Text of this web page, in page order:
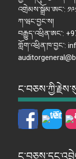
འགྲེམས་སྒྲོམ་ཨང་:
ཀ་ཝང་བྱང་ས།
བརྒྱུད་འཕྲིན་ཨང་:
གློག་འཕྲིན་ཁ་བྱང་: